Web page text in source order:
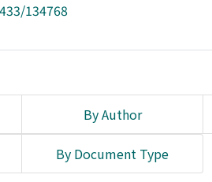
134768
By Author
By Document Type